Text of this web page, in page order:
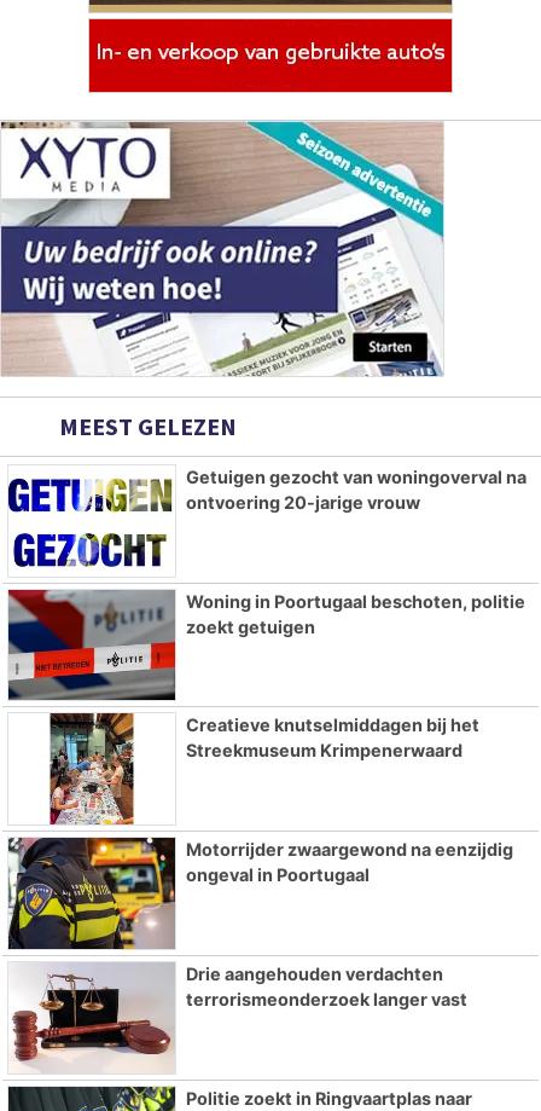
MEEST GELEZEN
Getuigen gezocht van woningoverval na
ontvoering 20-jarige vrouw
Woning in Poortugaal beschoten, politie
zoekt getuigen
Creatieve knutselmiddagen bij het
Streekmuseum Krimpenerwaard
Motorrijder zwaargewond na eenzijdig
ongeval in Poortugaal
Drie aangehouden verdachten
terrorismeonderzoek langer vast
Politie zoekt in Ringvaartplas naar